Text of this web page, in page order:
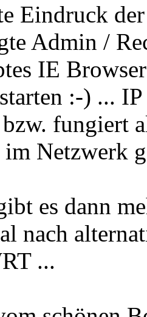
Eindruck
Admin /
IE
:-) ...
fungiert
im Netzwerk
es dann
nach
...